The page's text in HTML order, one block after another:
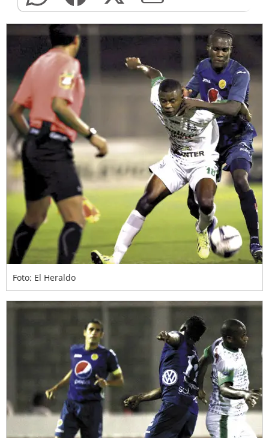
Foto: El Heraldo